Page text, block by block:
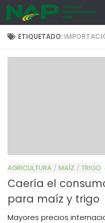
Skip to content
ETIQUETADO:
AGRICULTURA / MAÍZ / TRIGO
Caería el
para maíz y trigo
Mayores precios